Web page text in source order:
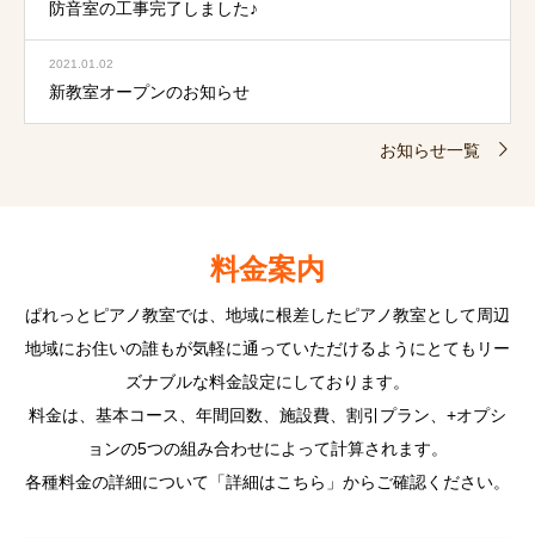
防音室の工事完了しました♪
2021.01.02
新教室オープンのお知らせ
お知らせ一覧
料金案内
ぱれっとピアノ教室では、地域に根差したピアノ教室として周辺
地域にお住いの誰もが気軽に通っていただけるようにとてもリー
ズナブルな料金設定にしております。
料金は、基本コース、年間回数、施設費、割引プラン、+オプシ
ョンの5つの組み合わせによって計算されます。
各種料金の詳細について「詳細はこちら」からご確認ください。